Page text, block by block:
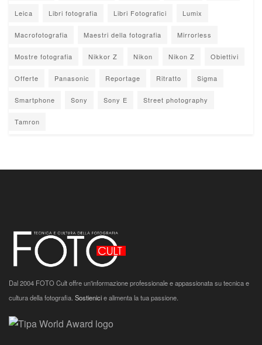
Leica Libri fotografia Libri Fotografici Lumix
Macrofotografia Maestri della fotografia Mirrorless
Mostre fotografia Nikkor Z Nikon Nikon Z Obiettivi
Offerte Panasonic Reportage Ritratto Sigma
Smartphone Sony Sony E Street photography
Tamron
Dal 2004 FOTO Cult offre un'informazione professionale e appassionata su tecnica e
cultura della fotografia. Sostienicie alimenta la tua passione.